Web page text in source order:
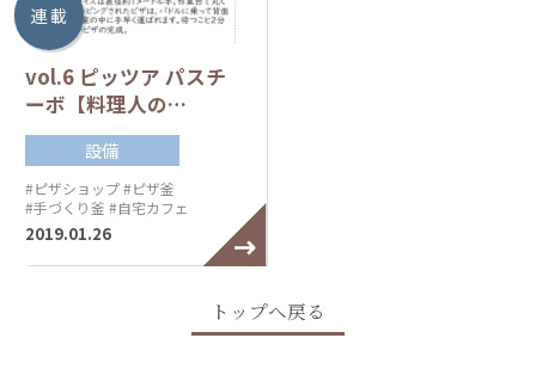
連 載
vol.6 ピッツア パスチ
ーボ【料理人の…
設備
#ピザショップ#ピザ釜
#手づくり釜 #自宅カフェ
2019.01.26
トップへ戻る